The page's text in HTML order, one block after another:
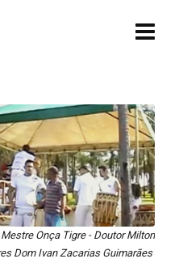
Onça Tigre - Doutor Milton
Dom Ivan Zacarias Guimarães